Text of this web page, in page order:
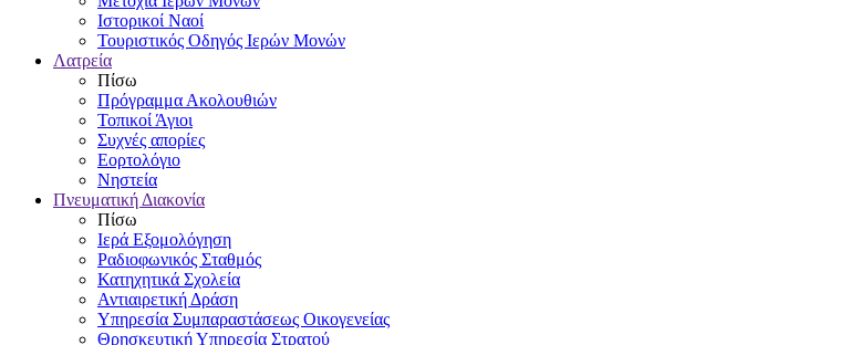
Ιστορικοί Ναοί
Τουριστικός Οδηγός Ιερών Μονών
Λατρεία
Πίσω
Πρόγραμμα Ακολουθιών
Τοπικοί Άγιοι
Συχνές απορίες
Εορτολόγιο
Νηστεία
Πνευματική Διακονία
Πίσω
Ιερά Εξομολόγηση
Ραδιοφωνικός Σταθμός
Κατηχητικά Σχολεία
Αντιαιρετική Δράση
Υπηρεσία Συμπαραστάσεως Οικογενείας
Θρησκευτική Υπηρεσία Στρατού